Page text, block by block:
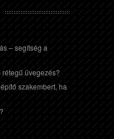
– segítség a
rétegű üvegezés?
szakembert, ha